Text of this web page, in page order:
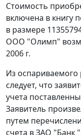
Стоимость
включена в книгу
в размере
ООО "Олимп"
2006 г.
Из оспариваемого
следует, что
учета
Заявитель
путем
счета в ЗАО "Банк